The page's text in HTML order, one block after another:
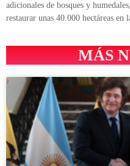
adicionales de bosques y
restaurar unas 40.000 hectáreas en
MÁS